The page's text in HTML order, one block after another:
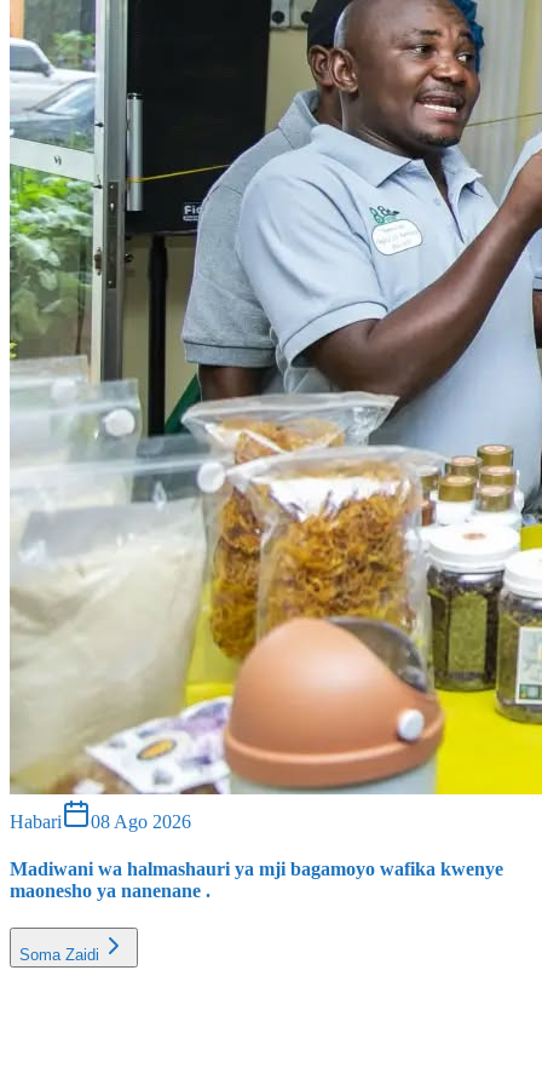
Habari 08 Ago 2026
Madiwani wa halmashauri ya mji bagamoyo wafika kwenye
maonesho ya nanenane .
Soma Zaidi